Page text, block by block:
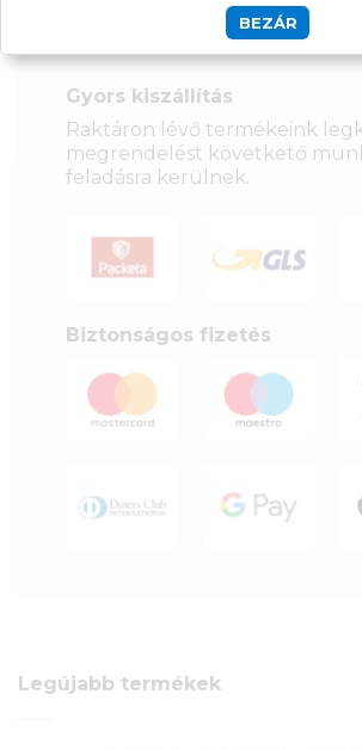
Szállítás, fizetés:
Gyors kiszállítás
Raktáron lévő termékeink
megrendelést követkető
feladásra kerülnek.
Biztonságos fizetés
Legújabb termékek
BEZÁR